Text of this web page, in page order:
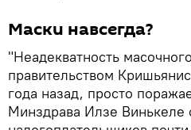
Маски навсегда?
"Неадекватность
правительством
года назад, просто
Минздрава Илзе Винькеле